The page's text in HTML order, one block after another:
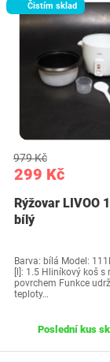
Čistím sklad
299 Kč
979 Kč
Rýžovar LIVOO
bílý
Barva: bílá Model:
[l]: 1.5 Hliníkový koš
povrchem Funkce
teploty…
Poslední kus